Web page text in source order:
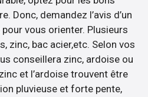
Donc, demandez l’avis d’un
vous orienter. Plusieurs
zinc, bac acier,etc. Selon vos
conseillera zinc, ardoise ou
et l’ardoise trouvent être
pluvieuse et forte pente,